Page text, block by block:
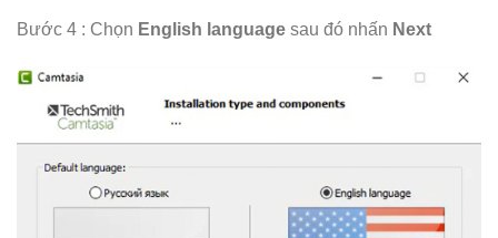
Bước 4 : Chọn English language sau đó nhấn Next